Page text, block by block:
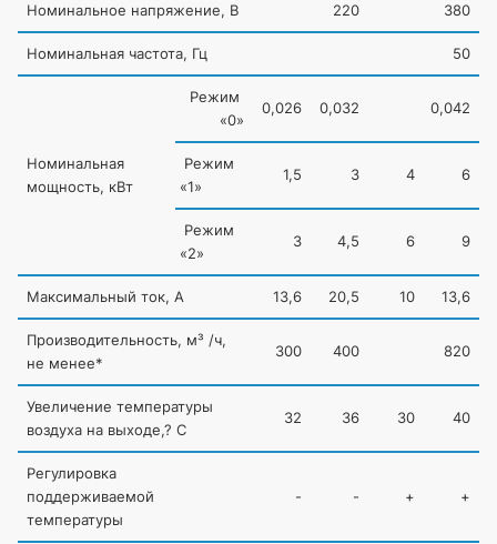
Номинальное напряжение, В 220 380
Номинальная частота, Гц 50
Номинальная
мощность, кВт
Режим
«0»
0,026 0,032 0,042
Режим
«1»
1,5 3 4 6
Режим
«2»
3 4,5 6 9
Максимальный ток, А 13,6 20,5 10 13,6
Производительность, м³ /ч,
не менее*
300 400 820
Увеличение температуры
воздуха на выходе,? С
32 36 30 40
Регулировка
поддерживаемой
температуры
- - + +